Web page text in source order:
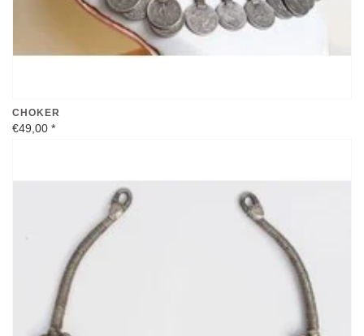
€49,00*